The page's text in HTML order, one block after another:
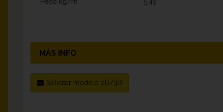
MÁS INFO
Solicitar modelo 2D/3D